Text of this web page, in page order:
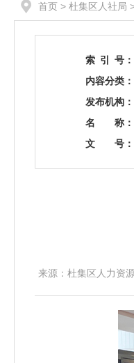
首页 > 杜集区人社局
索 引 号：
内容分类：
发布机构：
名
称：
文
号：
来源：杜集区人力